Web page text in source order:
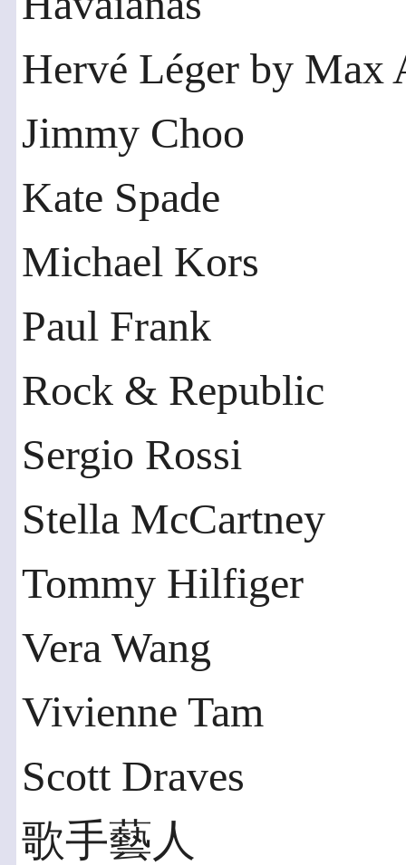
Hervé Léger by Max
Jimmy Choo
Kate Spade
Michael Kors
Paul Frank
Rock & Republic
Sergio Rossi
Stella McCartney
Tommy Hilfiger
Vera Wang
Vivienne Tam
Scott Draves
歌手藝人